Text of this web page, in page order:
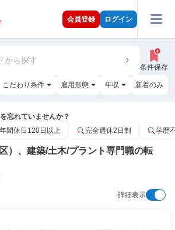
会員登録 ログイン
から探す
条件保存
こだわり条件 雇用形態 年収 新着のみ
忘れていませんか？
年間休日120日以上 完全週休2日制 学歴
）、建築/土木/プラント専門職の転
詳細表示